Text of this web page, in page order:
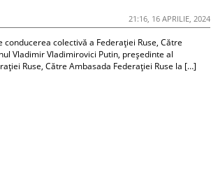
21:16, 16 APRILIE, 2024
conducerea colectivă a Federației Ruse, Către
Vladimir Vladimirovici Putin, președinte al
Ruse, Către Ambasada Federației Ruse la […]